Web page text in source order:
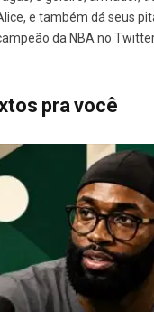
e também dá seus
da NBA no
pra você